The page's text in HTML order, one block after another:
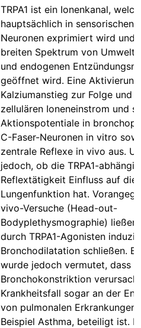
TRPA1 ist ein Ionenkanal,
hauptsächlich in sensorischen
Neuronen exprimiert wird und
breiten Spektrum von
und endogenen
geöffnet wird. Eine
Kalziumanstieg zur Folge und
zellulären Ioneneinstrom und
Aktionspotentiale in
C-Faser-Neuronen in vitro
zentrale Reflexe in vivo aus.
jedoch, ob die TRPA1-
Reflextätigkeit Einfluss auf die
Lungenfunktion hat.
vivo-Versuche (Head-out-
Bodyplethysmographie) ließen
durch TRPA1-Agonisten
Bronchodilatation schließen.
wurde jedoch vermutet, dass
Bronchokonstriktion
Krankheitsfall sogar an der
von pulmonalen
Beispiel Asthma, beteiligt ist.